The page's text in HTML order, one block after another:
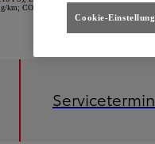
km; CO2-Klasse B.
Cookie-